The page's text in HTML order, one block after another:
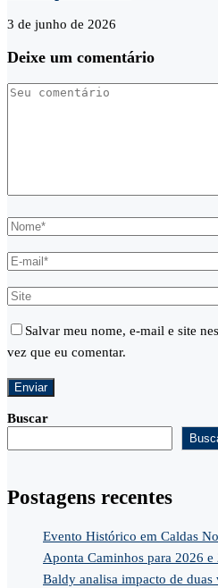
3 de junho de 2026
Deixe um comentário
Salvar meu nome, e-mail e site
vez que eu comentar.
Buscar
Postagens recentes
Evento Histórico em Caldas
Aponta Caminhos para 2026 e
Baldy analisa impacto de duas